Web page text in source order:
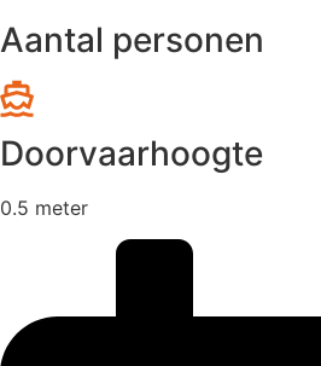
Aantal personen
Doorvaarhoogte
0.5 meter